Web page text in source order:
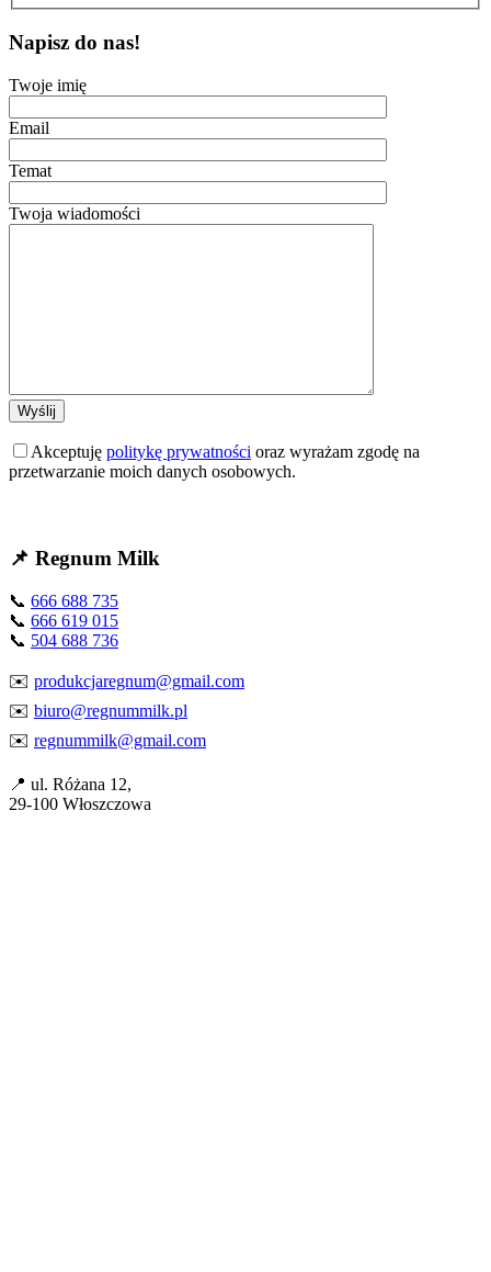
Napisz do nas!
Twoje imię
Email
Temat
Twoja wiadomości
Akceptuję politykę prywatności oraz wyrażam zgodę na
przetwarzanie moich danych osobowych.
📌 Regnum Milk
📞 666 688 735
📞 666 619 015
📞 504 688 736
✉️ produkcjaregnum@gmail.com
✉️ biuro@regnummilk.pl
✉️ regnummilk@gmail.com
📍 ul. Różana 12,
29-100 Włoszczowa